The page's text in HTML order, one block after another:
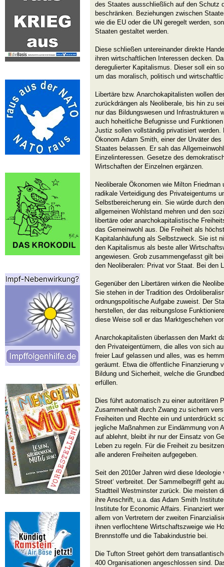
des Staates ausschließlich auf den Schutz
beschränken. Beziehungen zwischen
wie die EU oder die UN geregelt werden,
Staaten gestaltet werden.
Diese schließen untereinander direkte
ihren wirtschaftlichen Interessen decken.
deregulierter Kapitalismus. Dieser soll ein
um das moralisch, politisch und
Libertäre bzw. Anarchokapitalisten wollen
zurückdrängen als Neoliberale, bis hin zu
nur das Bildungswesen und Infrastrukturen
auch hoheitliche Befugnisse und
Justiz sollen vollständig privatisiert werden.
Ökonom Adam Smith, einer der Urväter
Staates belassen. Er sah das
Einzelinteressen. Gesetze des
Wirtschaften der Einzelnen ergänzen.
Neoliberale Ökonomen wie Milton
radikale Verteidigung des Privateigentums
Selbstbereicherung ein. Sie würde durch
allgemeinen Wohlstand mehren und den
libertäre oder anarchokapitalistische
das Gemeinwohl aus. Die Freiheit als
Kapitalanhäufung als Selbstzweck. Sie ist
den Kapitalismus als beste aller
angewiesen. Grob zusammengefasst gilt
den Neoliberalen: Privat vor Staat. Bei den
Gegenüber den Libertären wirken die
Sie stehen in der Tradition des
ordnungspolitische Aufgabe zuweist. Der
herstellen, der das reibungslose
diese Weise soll er das Marktgeschehen
Anarchokapitalisten überlassen den Markt
den Privateigentümern, die alles von sich
freier Lauf gelassen und alles, was es
geräumt. Etwa die öffentliche Finanzierung
Bildung und Sicherheit, welche die
erfüllen.
Dies führt automatisch zu einer autoritären
Zusammenhalt durch Zwang zu sichern
Freiheiten und Rechte ein und unterdrückt
jegliche Maßnahmen zur Eindämmung von
auf ablehnt, bleibt ihr nur der Einsatz von
Leben zu regeln. Für die Freiheit zu
alle anderen Freiheiten aufgegeben.
Seit den 2010er Jahren wird diese Ideologie
Street‘ verbreitet. Der Sammelbegriff geht
Stadtteil Westminster zurück. Die meisten
ihre Anschrift, u.a. das Adam Smith
Institute for Economic Affairs. Finanziert
allem von Vertretern der zweiten
ihnen verflochtene Wirtschaftszweige wie
Brennstoffe und die Tabakindustrie bei.
Die Tufton Street gehört dem
400 Organisationen angeschlossen sind.